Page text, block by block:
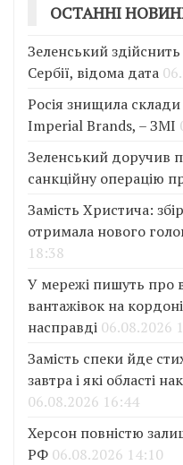
ОСТАННІ
Зеленський
Сербії, відома дата
Росія знищила
Imperial Brands, – ЗМІ
Зеленський доручив
санкційну операцію
Замість Христича:
отримала нового
18:38
У мережі пишуть про
вантажівок на
насправді 06.08.2026
Замість спеки йде
завтра і які області
06.08.2026 16:44
Херсон повністю
РФ 06.08.2026 14:10